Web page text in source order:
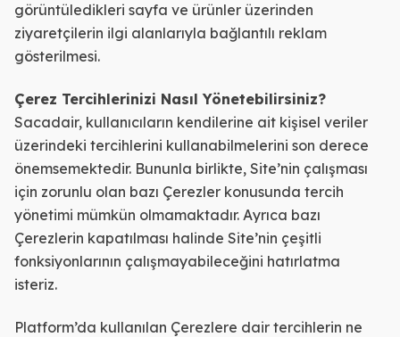
görüntüledikleri sayfa ve ürünler üzerinden
ziyaretçilerin ilgi alanlarıyla bağlantılı reklam
gösterilmesi.
Çerez Tercihlerinizi Nasıl Yönetebilirsiniz?
Sacadair, kullanıcıların kendilerine ait kişisel veriler
üzerindeki tercihlerini kullanabilmelerini son derece
önemsemektedir. Bununla birlikte, Site’nin çalışması
için zorunlu olan bazı Çerezler konusunda tercih
yönetimi mümkün olmamaktadır. Ayrıca bazı
Çerezlerin kapatılması halinde Site’nin çeşitli
fonksiyonlarının çalışmayabileceğini hatırlatma
isteriz.
Platform’da kullanılan Çerezlere dair tercihlerin ne